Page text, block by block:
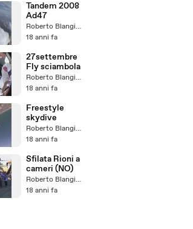
Tandem 2008
Ad47
Roberto Blangiardi
18 anni fa
27settembre
Fly sciambola
Roberto Blangiardi
18 anni fa
Freestyle
skydive
Roberto Blangiardi
18 anni fa
Sfilata Rioni a
cameri (NO)
Roberto Blangiardi
18 anni fa